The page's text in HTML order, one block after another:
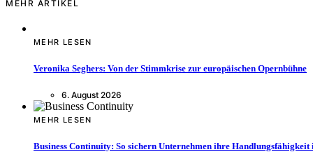
MEHR ARTIKEL
MEHR LESEN
Veronika Seghers: Von der Stimmkrise zur europäischen Opernbühne
6. August 2026
MEHR LESEN
Business Continuity: So sichern Unternehmen ihre